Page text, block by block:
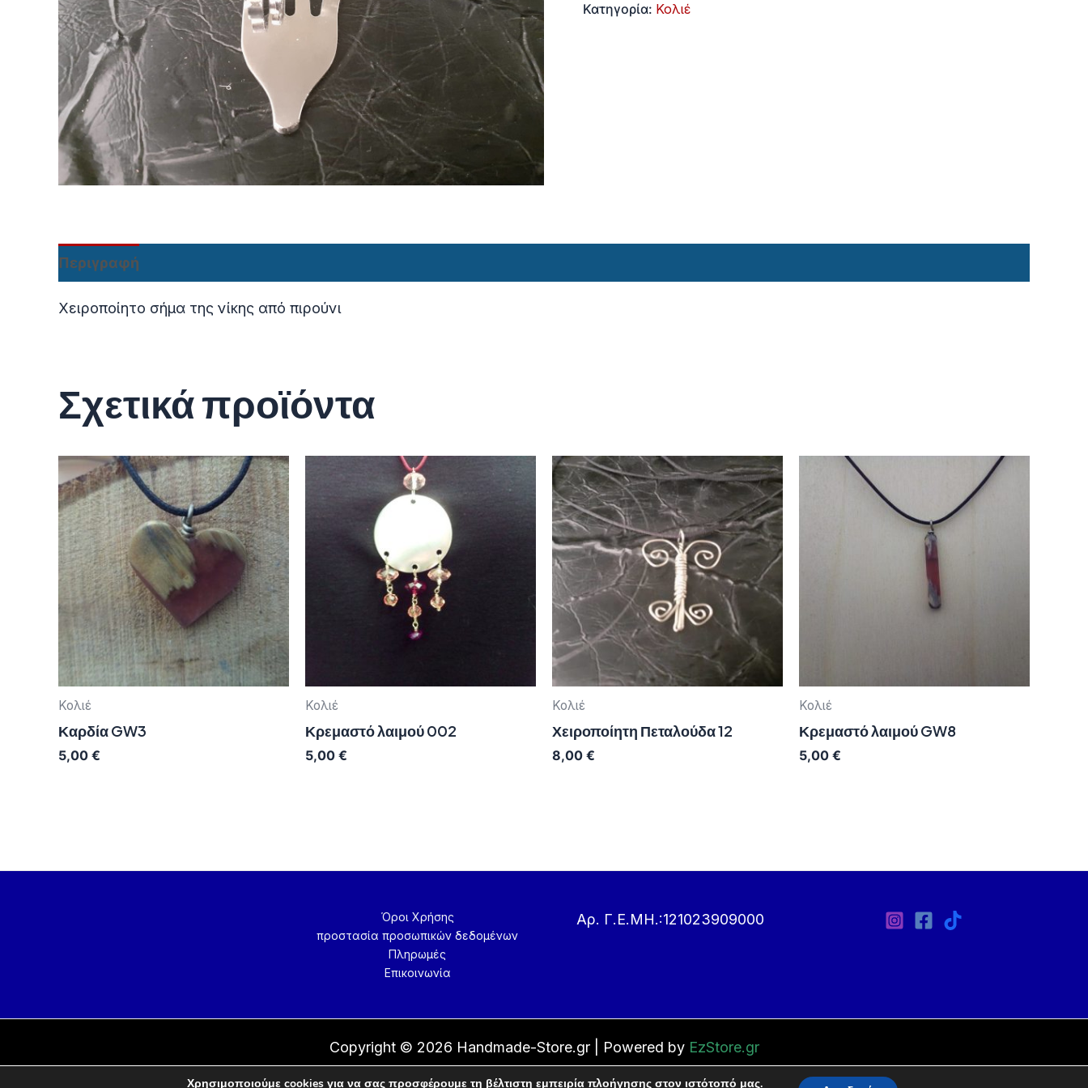
Κατηγορία: Κολιέ
Περιγραφή
Χειροποίητο σήμα της νίκης από πιρούνι
Σχετικά προϊόντα
Κολιέ
Καρδία GW3
5,00 €
Κολιέ
Κρεμαστό λαιμού 002
5,00 €
Κολιέ
Χειροποίητη Πεταλούδα 12
8,00 €
Κολιέ
Κρεμαστό λαιμού GW8
5,00 €
Όροι Χρήσης
προστασία προσωπικών δεδομένων
Πληρωμές
Επικοινωνία
Αρ. Γ.Ε.ΜΗ.:121023909000
Copyright © 2026 Handmade-Store.gr | Powered by EzStore.gr
Χρησιμοποιούμε cookies για να σας προσφέρουμε τη βέλτιστη εμπειρία πλοήγησης στον ιστότοπό μας.